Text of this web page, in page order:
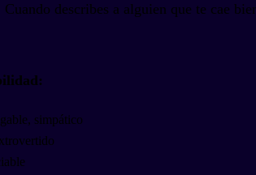
describes a alguien que te cae
simpático